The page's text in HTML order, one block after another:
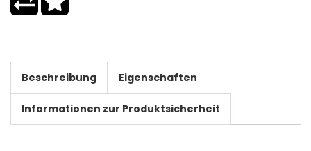
Beschreibung Eigenschaften
Informationen zur Produktsicherheit